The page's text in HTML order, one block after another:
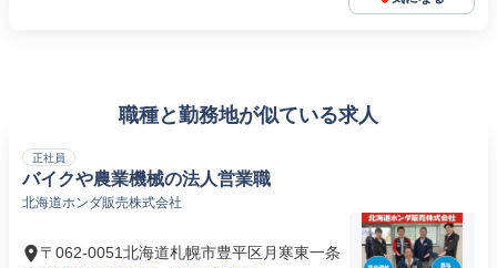
職種と勤務地が似ている求人
正社員
バイクや農業機械の法人営業職
北海道ホンダ販売株式会社
〒062-0051北海道札幌市豊平区月寒東一条